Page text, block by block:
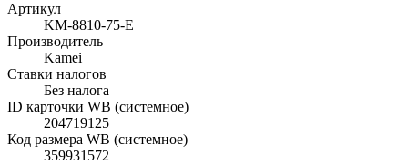
Артикул
KM-8810-75-E
Производитель
Kamei
Ставки налогов
Без налога
ID карточки WB (системное)
204719125
Код размера WB (системное)
359931572